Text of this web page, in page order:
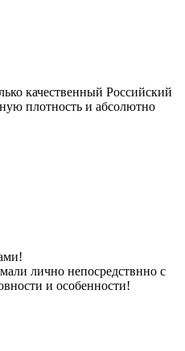
качественный Российский
плотность и абсолютно
лично непосредствнно с
и особенности!